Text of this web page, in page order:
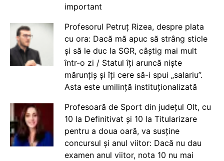
important
Profesorul Petruț Rizea, despre plata
cu ora: Dacă mă apuc să strâng sticle
și să le duc la SGR, câștig mai mult
într-o zi / Statul îți aruncă niște
mărunțiș și îți cere să-i spui „salariu”.
Asta este umilință instituționalizată
Profesoară de Sport din județul Olt, cu
10 la Definitivat și 10 la Titularizare
pentru a doua oară, va susține
concursul și anul viitor: Dacă nu dau
examen anul viitor, nota 10 nu mai